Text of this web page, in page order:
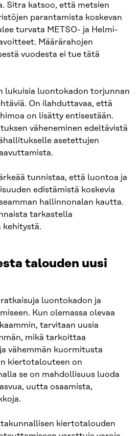
Sitra katsoo, että metsien
parantamista koskevan
turvata METSO- ja Helmi-
Määrärahojen
vuodesta ei tue tätä
lukuisia luontokadon torjunnan
On ilahduttavaa, että
on lisätty entisestään.
väheneminen edeltävistä
asetettujen
tunnistaa, että luontoa ja
edistämistä koskevia
hallinnonalan kautta.
tarkastella
kehitystä.
talouden uusi
luontokadon ja
Kun olemassa olevaa
tarvitaan uusia
mikä tarkoittaa
vähemmän kuormitusta
kiertotalouteen on
se on mahdollisuus luoda
uutta osaamista,
kiertotalouden